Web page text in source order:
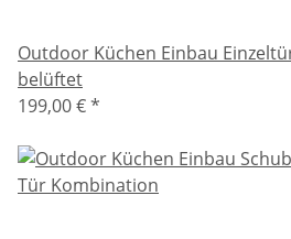
Outdoor Küchen Einbau
belüftet
199,00 €*